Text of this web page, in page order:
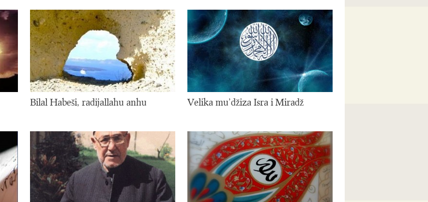
Bilal Habeši, radijallahu anhu Velika mu’džiza Isra i Miradž